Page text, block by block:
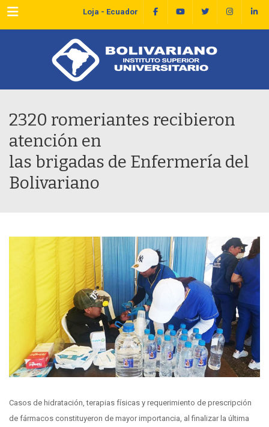
Menu Loja - Ecuador
2320 romeriantes recibieron
atención en
las brigadas de Enfermería del
Bolivariano
Casos de hidratación, terapias físicas y requerimiento de prescripción
de fármacos constituyeron de mayor importancia, al finalizar la última